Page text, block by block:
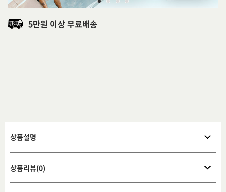
5만원 이상 무료배송
상품설명
상품리뷰(0)